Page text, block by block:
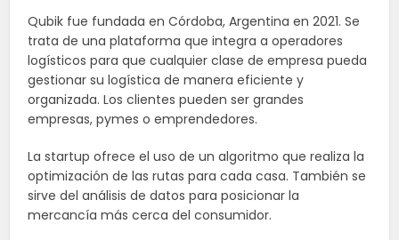
Qubik fue fundada en Córdoba, Argentina en 2021. Se
trata de una plataforma que integra a operadores
logísticos para que cualquier clase de empresa pueda
gestionar su logística de manera eficiente y
organizada. Los clientes pueden ser grandes
empresas, pymes o emprendedores.
La startup ofrece el uso de un algoritmo que realiza la
optimización de las rutas para cada casa. También se
sirve del análisis de datos para posicionar la
mercancía más cerca del consumidor.